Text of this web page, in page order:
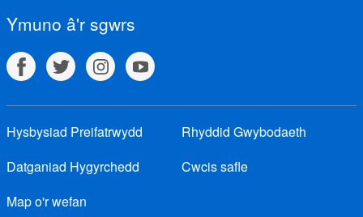
Ymuno â'r sgwrs
Hysbysiad Preifatrwydd
Rhyddid Gwybodaeth
Datganiad Hygyrchedd
Cwcis safle
Map o'r wefan